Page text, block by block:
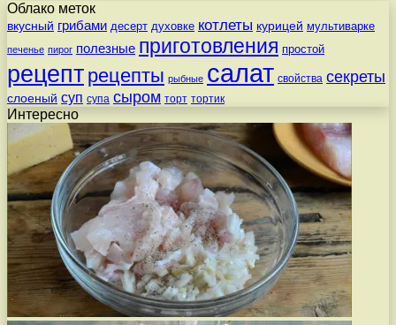
Облако меток
вкусный грибами десерт духовке котлеты курицей мультиварке
печенье пирог полезные приготовления простой
рецепт рецепты рыбные салат свойства секреты
слоеный суп супа сыром торт тортик
Интересно